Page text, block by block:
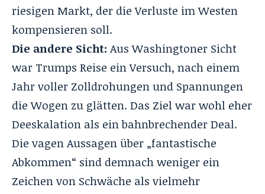
riesigen Markt, der die Verluste im Westen
kompensieren soll.
Die andere Sicht: Aus Washingtoner Sicht
war Trumps Reise ein Versuch, nach einem
Jahr voller Zolldrohungen und Spannungen
die Wogen zu glätten. Das Ziel war wohl eher
Deeskalation als ein bahnbrechender Deal.
Die vagen Aussagen über „fantastische
Abkommen“ sind demnach weniger ein
Zeichen von Schwäche als vielmehr